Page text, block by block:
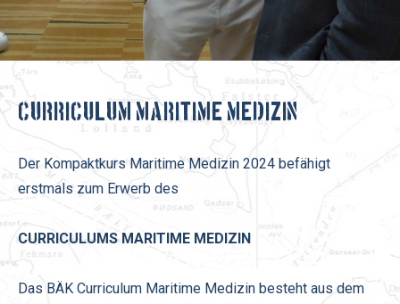
Curriculum Maritime Medizin
Der Kompaktkurs Maritime Medizin 2024 befähigt
erstmals zum Erwerb des
CURRICULUMS MARITIME MEDIZIN
Das BÄK Curriculum Maritime Medizin besteht aus dem